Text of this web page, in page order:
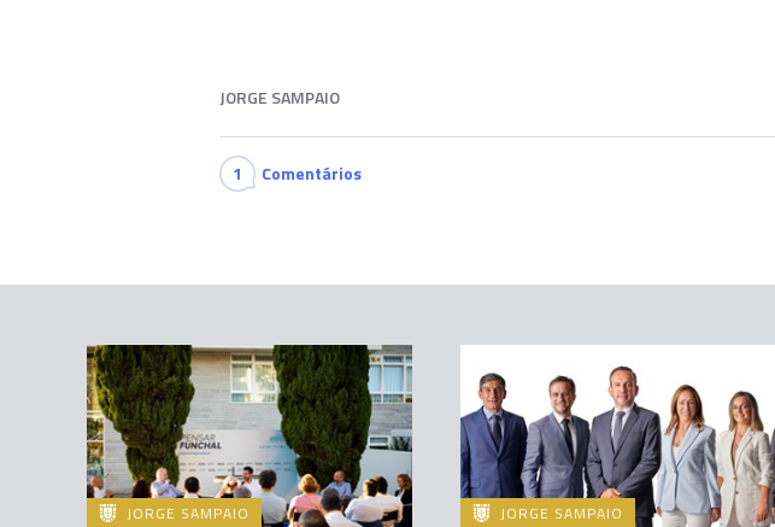
JORGE SAMPAIO
1 Comentários
JORGE SAMPAIO JORGE SAMPAIO